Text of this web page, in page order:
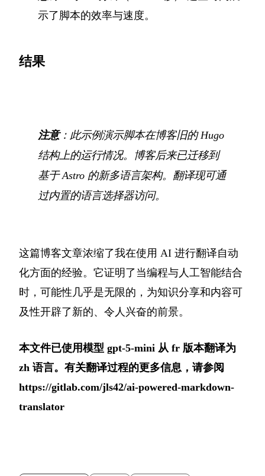
示了脚本的效率与速度。
结果
注意：此示例演示脚本在博客旧的 Hugo
结构上的运行情况。博客后来已迁移到
基于 Astro 的新多语言架构。翻译现可通
过内置的语言选择器访问。
这篇博客文章浓缩了我在使用 AI 进行翻译自动
化方面的经验。它证明了当编程与人工智能结合
时，可能性几乎是无限的，为知识分享和内容可
及性开辟了新的、令人兴奋的前景。
本文件已使用模型 gpt-5-mini 从 fr 版本翻译为
zh 语言。有关翻译过程的更多信息，请参阅
https://gitlab.com/jls42/ai-powered-markdown-
translator